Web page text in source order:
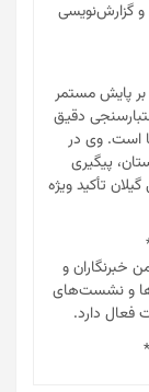
و گزارش‌نویسی
بر پایش مستمر
دقیق
است. وی در
پیگیری
تأکید ویژه
خبرنگاران و
و نشست‌های
فعال دارد.